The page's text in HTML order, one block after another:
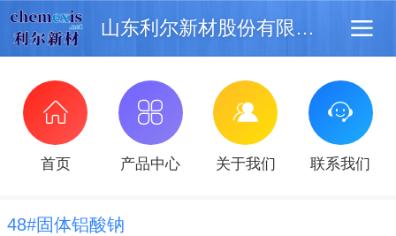
山东利尔新材股份有限公司
首页 产品中心 关于我们 联系我们
48#固体铝酸钠